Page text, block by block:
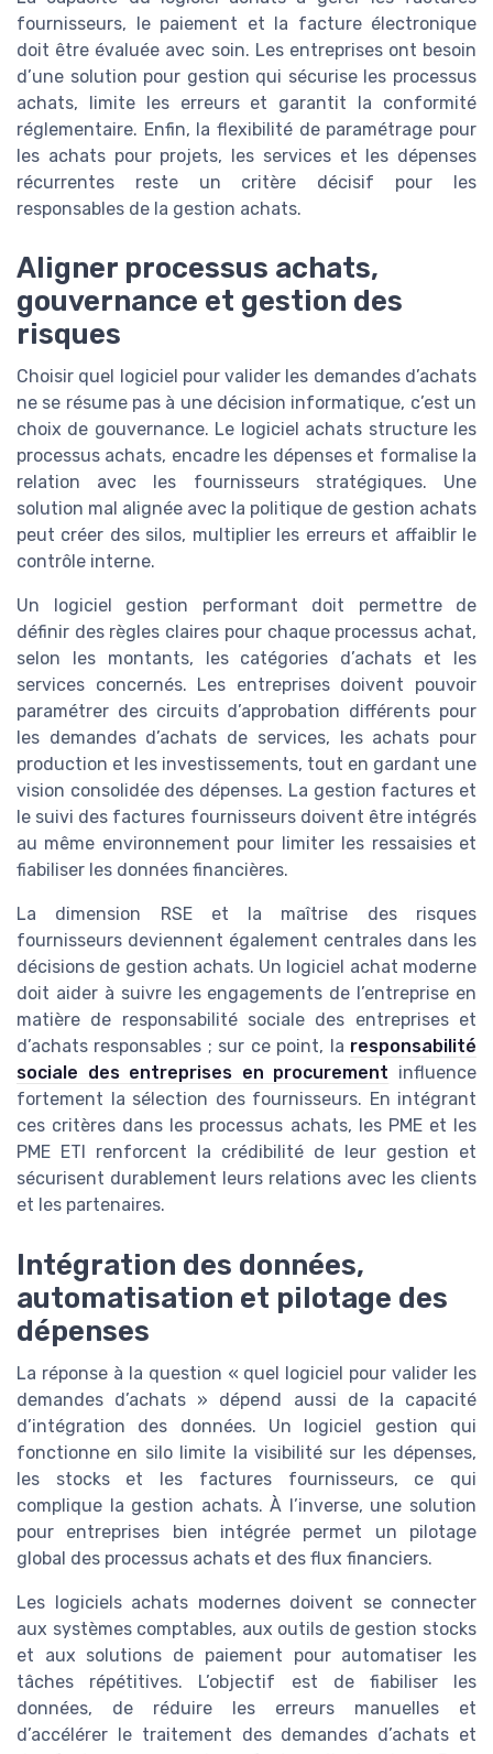
fournisseurs, le paiement et la facture électronique
doit être évaluée avec soin. Les entreprises ont besoin
d’une solution pour gestion qui sécurise les processus
achats, limite les erreurs et garantit la conformité
réglementaire. Enfin, la flexibilité de paramétrage pour
les achats pour projets, les services et les dépenses
récurrentes reste un critère décisif pour les
responsables de la gestion achats.
Aligner processus achats,
gouvernance et gestion des
risques
Choisir quel logiciel pour valider les demandes d’achats
ne se résume pas à une décision informatique, c’est un
choix de gouvernance. Le logiciel achats structure les
processus achats, encadre les dépenses et formalise la
relation avec les fournisseurs stratégiques. Une
solution mal alignée avec la politique de gestion achats
peut créer des silos, multiplier les erreurs et affaiblir le
contrôle interne.
Un logiciel gestion performant doit permettre de
définir des règles claires pour chaque processus achat,
selon les montants, les catégories d’achats et les
services concernés. Les entreprises doivent pouvoir
paramétrer des circuits d’approbation différents pour
les demandes d’achats de services, les achats pour
production et les investissements, tout en gardant une
vision consolidée des dépenses. La gestion factures et
le suivi des factures fournisseurs doivent être intégrés
au même environnement pour limiter les ressaisies et
fiabiliser les données financières.
La dimension RSE et la maîtrise des risques
fournisseurs deviennent également centrales dans les
décisions de gestion achats. Un logiciel achat moderne
doit aider à suivre les engagements de l’entreprise en
matière de responsabilité sociale des entreprises et
d’achats responsables ; sur ce point, la responsabilité
sociale des entreprises en procurement influence
fortement la sélection des fournisseurs. En intégrant
ces critères dans les processus achats, les PME et les
PME ETI renforcent la crédibilité de leur gestion et
sécurisent durablement leurs relations avec les clients
et les partenaires.
Intégration des données,
automatisation et pilotage des
dépenses
La réponse à la question « quel logiciel pour valider les
demandes d’achats » dépend aussi de la capacité
d’intégration des données. Un logiciel gestion qui
fonctionne en silo limite la visibilité sur les dépenses,
les stocks et les factures fournisseurs, ce qui
complique la gestion achats. À l’inverse, une solution
pour entreprises bien intégrée permet un pilotage
global des processus achats et des flux financiers.
Les logiciels achats modernes doivent se connecter
aux systèmes comptables, aux outils de gestion stocks
et aux solutions de paiement pour automatiser les
tâches répétitives. L’objectif est de fiabiliser les
données, de réduire les erreurs manuelles et
d’accélérer le traitement des demandes d’achats et